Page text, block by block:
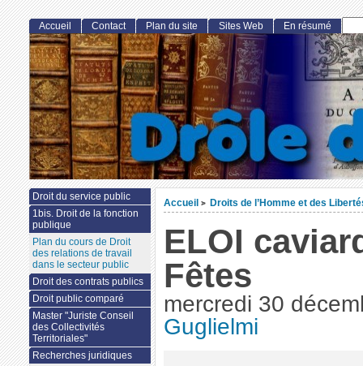
Accueil > Droits de l’Homme et des
ELOI
Fêtes
mercredi 30
Guglielmi
Accueil Contact Plan du site Sites Web En résumé
Droit du service public
1bis. Droit de la fonction
publique
Plan du cours de Droit
des relations de travail
dans le secteur public
Droit des contrats publics
Droit public comparé
Master "Juriste Conseil
des Collectivités
Territoriales"
Recherches juridiques